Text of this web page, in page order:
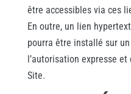
être accessibles via ces
En outre, un lien
pourra être installé sur
l’autorisation expresse
Site.